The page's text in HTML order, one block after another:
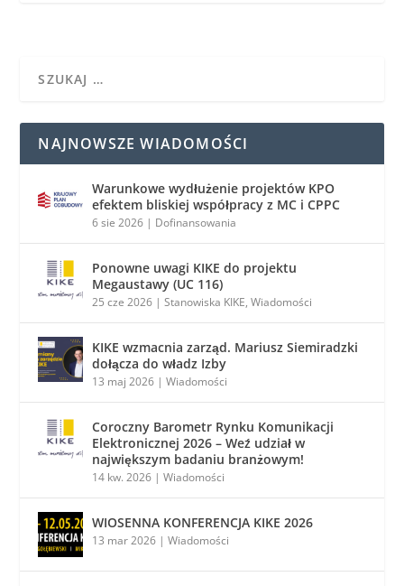
NAJNOWSZE WIADOMOŚCI
Warunkowe wydłużenie projektów KPO
efektem bliskiej współpracy z MC i CPPC
6 sie 2026 | Dofinansowania
Ponowne uwagi KIKE do projektu
Megaustawy (UC 116)
25 cze 2026 |Stanowiska KIKE,Wiadomości
KIKE wzmacnia zarząd. Mariusz Siemiradzki
dołącza do władz Izby
13 maj 2026 |Wiadomości
Coroczny Barometr Rynku Komunikacji
Elektronicznej 2026 – Weź udział w
największym badaniu branżowym!
14 kw. 2026 |Wiadomości
WIOSENNA KONFERENCJA KIKE 2026
13 mar 2026 |Wiadomości